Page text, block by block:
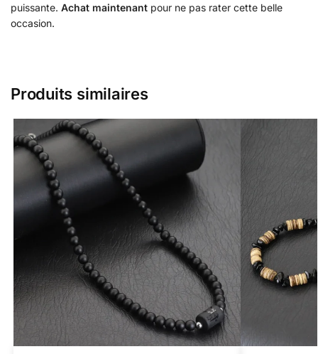
puissante. Achat maintenant pour ne pas rater cette belle
occasion.
Produits similaires